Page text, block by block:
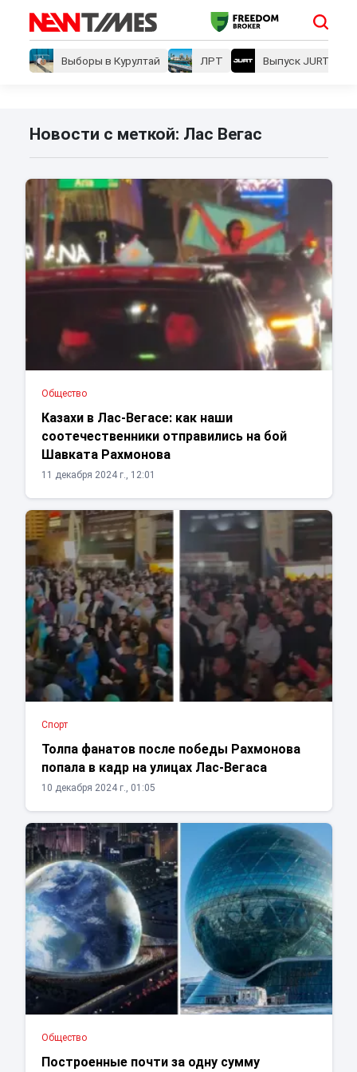
Выборы в Курултай ЛРТ Выпуск JURT
Новости с меткой: Лас Вегас
Общество
Казахи в Лас-Вегасе: как наши
соотечественники отправились на бой
Шавката Рахмонова
11 декабря 2024 г., 12:01
Спорт
Толпа фанатов после победы Рахмонова
попала в кадр на улицах Лас-Вегаса
10 декабря 2024 г., 01:05
Общество
Построенные почти за одну сумму